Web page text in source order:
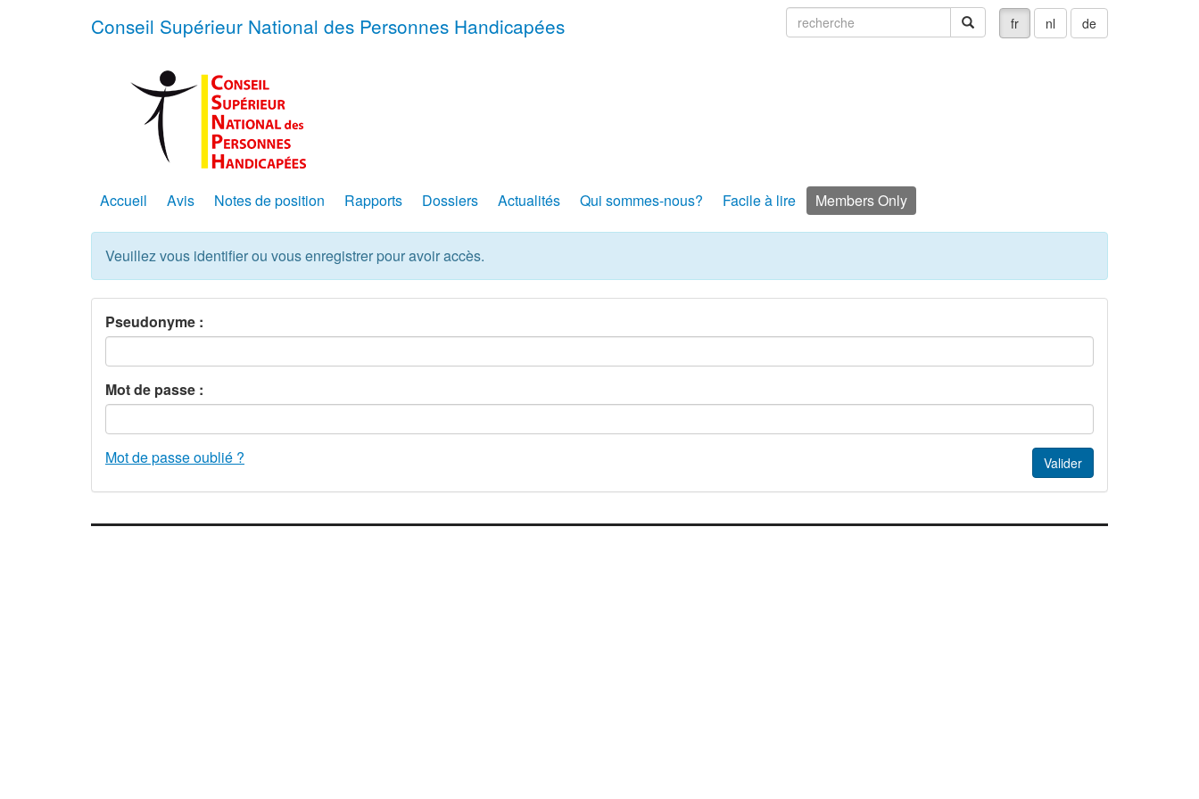
fr nl de
recherche recherche
Conseil Supérieur National des Personnes Handicapées
Accueil Avis Notes de position Rapports Dossiers Actualités Qui sommes-nous? Facile à lire Members Only
Veuillez vous identifier ou vous enregistrer pour avoir accès.
Pseudonyme :
Mot de passe :
Mot de passe oublié ?